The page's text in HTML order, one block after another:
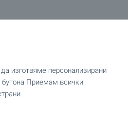
изготвяме персонализирани
бутона Приемам всички